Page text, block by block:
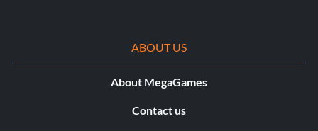
ABOUT US
About MegaGames
Contact us